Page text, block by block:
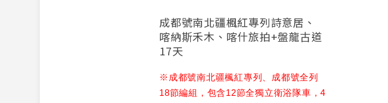
成都號南北疆楓紅專列詩意居、
喀納斯禾木、喀什旅拍+盤龍古道
17天
※成都號南北疆楓紅專列、成都號全列
18節編組，包含12節全獨立衛浴隊車，4